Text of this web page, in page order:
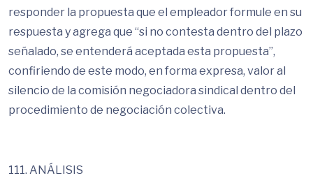
responder la propuesta que el empleador formule en su
respuesta y agrega que “si no contesta dentro del plazo
señalado, se entenderá aceptada esta propuesta”,
confiriendo de este modo, en forma expresa, valor al
silencio de la comisión negociadora sindical dentro del
procedimiento de negociación colectiva.
111. ANÁLISIS